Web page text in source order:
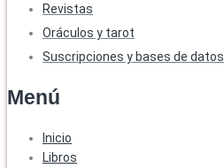
Revistas
Oráculos y tarot
Suscripciones y bases de datos
Menú
Inicio
Libros